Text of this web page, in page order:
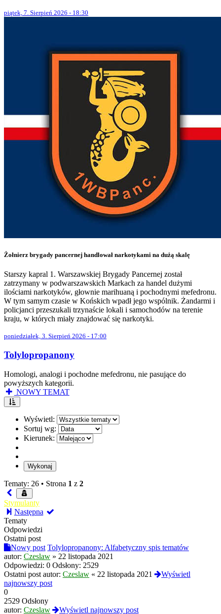
piątek, 7. Sierpień 2026 - 18:30
Żołnierz brygady pancernej handlował narkotykami na dużą skalę
Starszy kapral 1. Warszawskiej Brygady Pancernej został
zatrzymany w podwarszawskich Markach za handel dużymi
ilościami narkotyków, głownie marihuaną i pochodnymi mefedronu.
W tym samym czasie w Końskich wpadł jego wspólnik. Żandarmi i
policjanci przeszukali trzynaście lokali i samochodów na terenie
kraju, w których miały znajdować się narkotyki.
poniedziałek, 3. Sierpień 2026 - 17:00
Tolylopropanony
Homologi, analogi i pochodne mefedronu, nie pasujące do
powyższych kategorii.
NOWY TEMAT
Wyświetl:
Sortuj wg:
Kierunek:
Tematy: 26 • Strona 1 z 2
Stymulanty
Następna
Tematy
Odpowiedzi
Ostatni post
Nowy post Tolylopropanony: Alfabetyczny spis tematów
autor: Czeslaw » 22 listopada 2021
Odpowiedzi: 0 Odsłony: 2529
Ostatni post autor: Czeslaw « 22 listopada 2021
Wyświetl
najnowszy post
0
2529 Odsłony
autor: Czeslaw Wyświetl najnowszy post